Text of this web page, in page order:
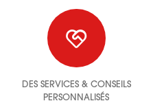
DES SERVICES & CONSEILS
PERSONNALISÉS